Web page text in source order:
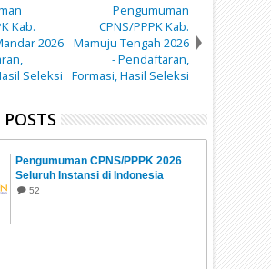
Kab.
2026
Seleksi
Pengumuman
CPNS/PPPK Kab.
Mamuju Tengah 2026
- Pendaftaran,
Formasi, Hasil Seleksi
Pengumuman CPNS/PPPK 2026
Seluruh Instansi di Indonesia
52